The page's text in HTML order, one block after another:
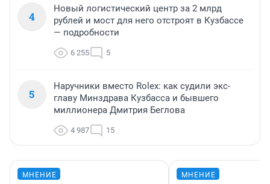
4
Новый логистический центр за 2 млрд
рублей и мост для него отстроят в Кузбассе
— подробности
6 255 5
5
Наручники вместо Rolex: как судили экс-
главу Минздрава Кузбасса и бывшего
миллионера Дмитрия Беглова
4 987 15
МНЕНИЕ МНЕНИЕ